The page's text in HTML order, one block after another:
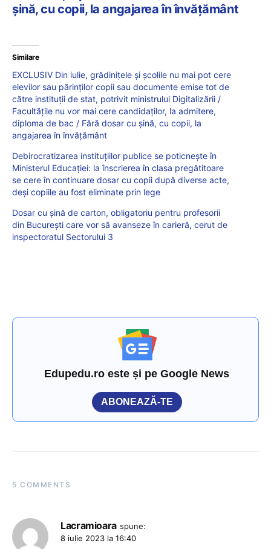
șină, cu copii, la angajarea în învățământ
Similare
EXCLUSIV Din iulie, grădinițele și școlile nu mai pot cere
elevilor sau părinților copii sau documente emise tot de
către instituții de stat, potrivit ministrului Digitalizării /
Facultățile nu vor mai cere candidaților, la admitere,
diploma de bac / Fără dosar cu șină, cu copii, la
angajarea în învățământ
Debirocratizarea instituțiilor publice se poticnește în
Ministerul Educației: la înscrierea în clasa pregătitoare
se cere în continuare dosar cu copii după diverse acte,
deși copiile au fost eliminate prin lege
Dosar cu șină de carton, obligatoriu pentru profesorii
din București care vor să avanseze în carieră, cerut de
inspectoratul Sectorului 3
Edupedu.ro este și pe Google News
ABONEAZĂ-TE
5 COMMENTS
Lacramioara spune:
8 iulie 2023 la 16:40